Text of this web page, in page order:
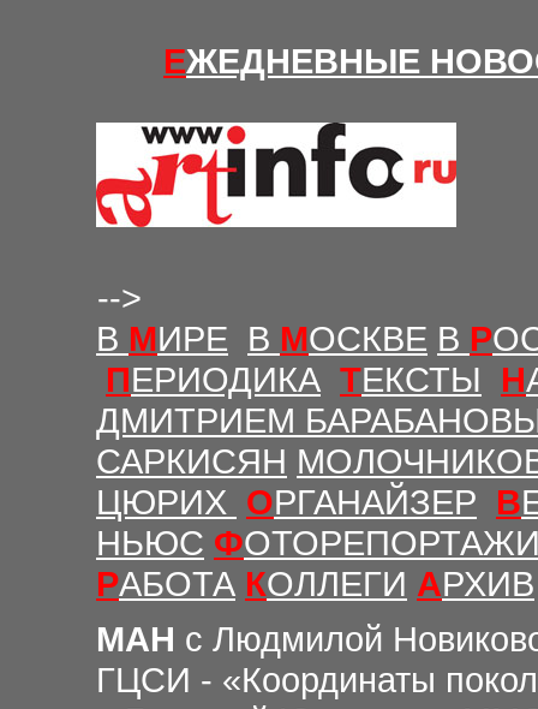
ЕЖЕДНЕВНЫЕ Н
-->
В МИРЕ В МОСКВЕ В Р
ПЕРИОДИКА ТЕКСТЫ Н
ДМИТРИЕМ
САРКИСЯН
ЦЮРИХ ОРГАНАЙЗЕР В
НЬЮС Ф
РАБОТА КОЛЛЕГИ АРХИВ
МАН с Людмилой
ГЦСИ - «Координаты